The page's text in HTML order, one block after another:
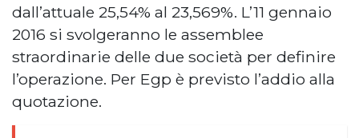
dall’attuale 25,54% al 23,569%. L’11 gennaio
2016 si svolgeranno le assemblee
straordinarie delle due società per definire
l’operazione. Per Egp è previsto l’addio alla
quotazione.